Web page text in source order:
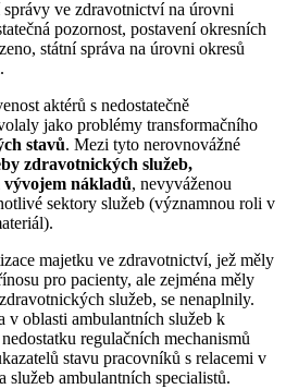
ve zdravotnictví na úrovni
pozornost, postavení okresních
státní správa na úrovni okresů
aktérů s nedostatečně
jako problémy transformačního
stavů. Mezi tyto nerovnovážné
zdravotnických služeb,
nákladů, nevyváženou
sektory služeb (významnou roli v
majetku ve zdravotnictví, jež měly
pro pacienty, ale zejména měly
služeb, se nenaplnily.
v oblasti ambulantních služeb k
regulačních mechanismů
stavu pracovníků s relacemi v
služeb ambulantních specialistů.